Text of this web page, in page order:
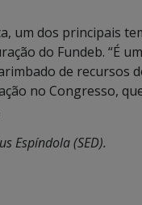
um dos principais
do Fundeb. “É
de recursos
no Congresso,
Espíndola (SED).